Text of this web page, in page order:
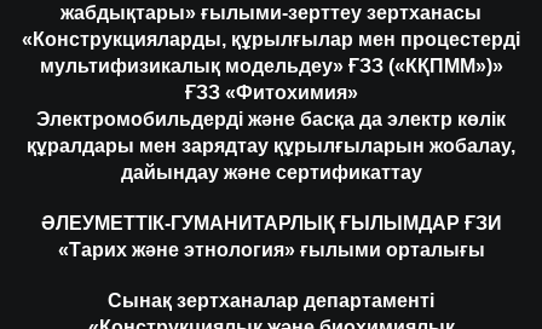
жабдықтары» ғылыми-зерттеу зертханасы
«Конструкцияларды, құрылғылар мен процестерді
мультифизикалық модельдеу» ҒЗЗ («КҚПММ»)»
ҒЗЗ «Фитохимия»
Электромобильдерді және басқа да электр көлік
құралдары мен зарядтау құрылғыларын жобалау,
дайындау және сертификаттау
ӘЛЕУМЕТТІК-ГУМАНИТАРЛЫҚ ҒЫЛЫМДАР ҒЗИ
«Тарих және этнология» ғылыми орталығы
Сынақ зертханалар департаменті